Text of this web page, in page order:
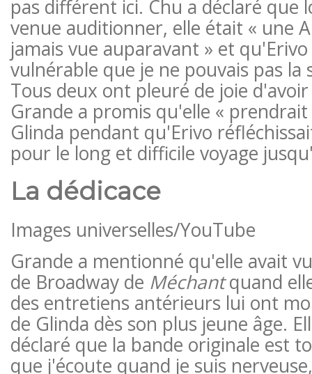
pas différent ici. Chu a déclaré que
venue auditionner, elle était « une
jamais vue auparavant » et
vulnérable que je ne pouvais pas
Tous deux ont pleuré de joie
Grande a promis qu'elle « prendrait
Glinda pendant qu'Erivo
pour le long et difficile voyage
La dédicace
Images universelles/YouTube
Grande a mentionné qu'elle avait
de Broadway de Méchantquand
des entretiens antérieurs lui ont
de Glinda dès son plus jeune âge.
déclaré que la bande originale est
que j'écoute quand je suis